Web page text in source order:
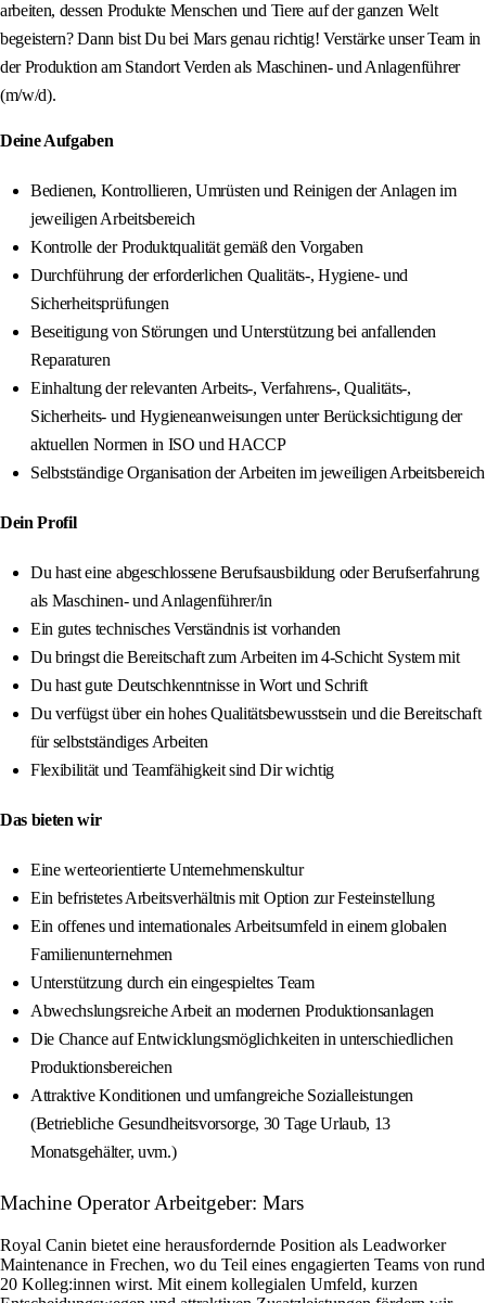
arbeiten, dessen Produkte Menschen und Tiere auf der ganzen Welt
begeistern? Dann bist Du bei Mars genau richtig! Verstärke unser Team in
der Produktion am Standort Verden als Maschinen- und Anlagenführer
(m/w/d).
Deine Aufgaben
Bedienen, Kontrollieren, Umrüsten und Reinigen der Anlagen im
jeweiligen Arbeitsbereich
Kontrolle der Produktqualität gemäß den Vorgaben
Durchführung der erforderlichen Qualitäts-, Hygiene- und
Sicherheitsprüfungen
Beseitigung von Störungen und Unterstützung bei anfallenden
Reparaturen
Einhaltung der relevanten Arbeits-, Verfahrens-, Qualitäts-,
Sicherheits- und Hygieneanweisungen unter Berücksichtigung der
aktuellen Normen in ISO und HACCP
Selbstständige Organisation der Arbeiten im jeweiligen Arbeitsbereich
Dein Profil
Du hast eine abgeschlossene Berufsausbildung oder Berufserfahrung
als Maschinen- und Anlagenführer/in
Ein gutes technisches Verständnis ist vorhanden
Du bringst die Bereitschaft zum Arbeiten im 4-Schicht System mit
Du hast gute Deutschkenntnisse in Wort und Schrift
Du verfügst über ein hohes Qualitätsbewusstsein und die Bereitschaft
für selbstständiges Arbeiten
Flexibilität und Teamfähigkeit sind Dir wichtig
Das bieten wir
Eine werteorientierte Unternehmenskultur
Ein befristetes Arbeitsverhältnis mit Option zur Festeinstellung
Ein offenes und internationales Arbeitsumfeld in einem globalen
Familienunternehmen
Unterstützung durch ein eingespieltes Team
Abwechslungsreiche Arbeit an modernen Produktionsanlagen
Die Chance auf Entwicklungsmöglichkeiten in unterschiedlichen
Produktionsbereichen
Attraktive Konditionen und umfangreiche Sozialleistungen
(Betriebliche Gesundheitsvorsorge, 30 Tage Urlaub, 13
Monatsgehälter, uvm.)
Machine Operator Arbeitgeber: Mars
Royal Canin bietet eine herausfordernde Position als Leadworker
Maintenance in Frechen, wo du Teil eines engagierten Teams von rund
20 Kolleg:innen wirst. Mit einem kollegialen Umfeld, kurzen